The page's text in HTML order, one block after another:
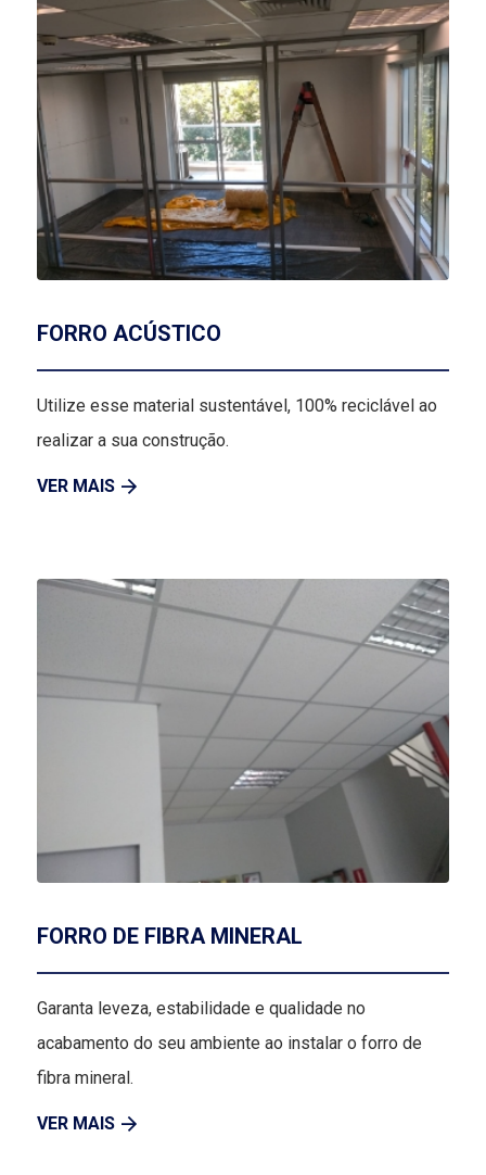
FORRO ACÚSTICO
Utilize esse material sustentável, 100% reciclável ao
realizar a sua construção.
VER MAIS
FORRO DE FIBRA MINERAL
Garanta leveza, estabilidade e qualidade no
acabamento do seu ambiente ao instalar o forro de
fibra mineral.
VER MAIS